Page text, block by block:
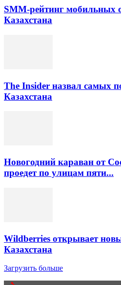
SMM-рейтинг мобильных
Казахстана
The Insider назвал самых
Казахстана
Новогодний караван от
проедет по улицам пяти...
Wildberries открывает
Казахстана
Загрузить больше